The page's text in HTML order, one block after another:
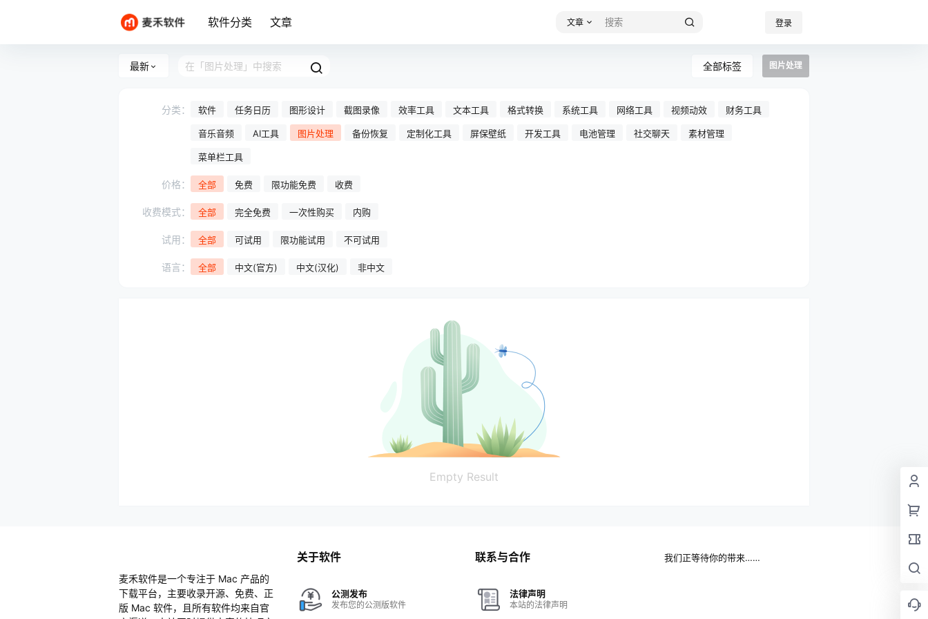
软件分类 文章 文章 登录
最新 全部标签 图片处理
分类： 软件 任务日历 图形设计 截图录像 效率工具 文本工具 格式转换 系统工具 网络工具 视频动效 财务工具
音乐音频 AI工具 图片处理 备份恢复 定制化工具 屏保壁纸 开发工具 电池管理 社交聊天 素材管理
菜单栏工具
价格： 全部 免费 限功能免费 收费
收费模式： 全部 完全免费 一次性购买 内购
试用： 全部 可试用 限功能试用 不可试用
语言： 全部 中文(官方) 中文(汉化) 非中文
Empty Result
麦禾软件是一个专注于 Mac 产品的
下载平台，主要收录开源、免费、正
版 Mac 软件，且所有软件均来自官
关于软件
公测发布
发布您的公测版软件
联系与合作
法律声明
本站的法律声明
我们正等待你的带来……